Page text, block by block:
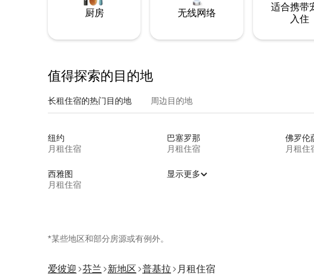
厨房 无线网络
适合携带
入住
值得探索的目的地
长租住宿的热门目的地 周边目的地
纽约
月租住宿
巴塞罗那
月租住宿
佛罗伦
月租住
西雅图
月租住宿
显示更多
*某些地区和部分房源或有例外。
爱彼迎 芬兰 新地区 普基拉 月租住宿